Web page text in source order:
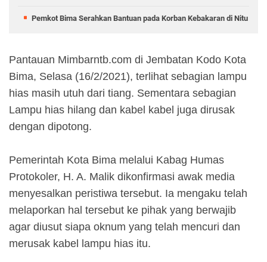
Pemkot Bima Serahkan Bantuan pada Korban Kebakaran di Nitu
Pantauan Mimbarntb.com di Jembatan Kodo Kota
Bima, Selasa (16/2/2021), terlihat sebagian lampu
hias masih utuh dari tiang. Sementara sebagian
Lampu hias hilang dan kabel kabel juga dirusak
dengan dipotong.
Pemerintah Kota Bima melalui Kabag Humas
Protokoler, H. A. Malik dikonfirmasi awak media
menyesalkan peristiwa tersebut. Ia mengaku telah
melaporkan hal tersebut ke pihak yang berwajib
agar diusut siapa oknum yang telah mencuri dan
merusak kabel lampu hias itu.